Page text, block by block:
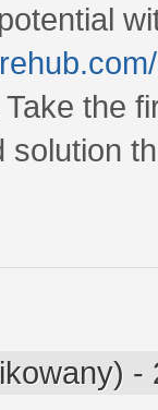
the
solution
-